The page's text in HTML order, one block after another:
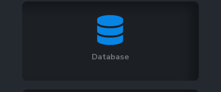

Database